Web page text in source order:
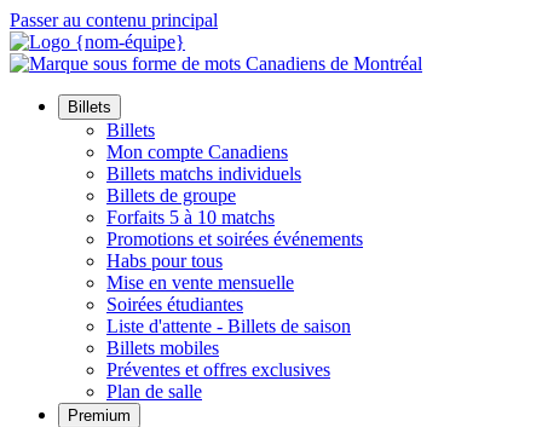
Passer au contenu principal
Billets
Billets
Mon compte Canadiens
Billets matchs individuels
Billets de groupe
Forfaits 5 à 10 matchs
Promotions et soirées événements
Habs pour tous
Mise en vente mensuelle
Soirées étudiantes
Liste d'attente - Billets de saison
Billets mobiles
Préventes et offres exclusives
Plan de salle
Premium